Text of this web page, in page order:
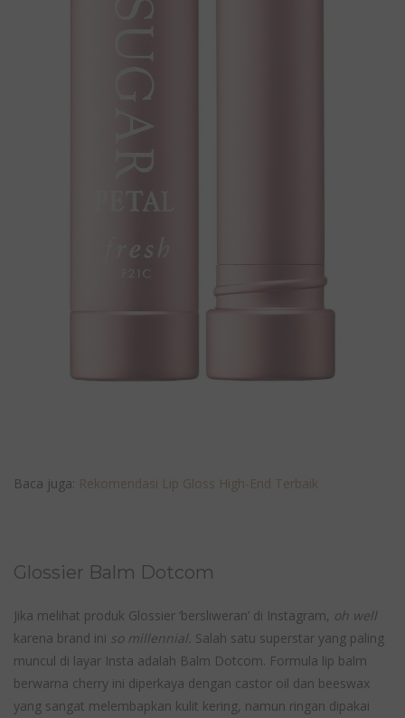
Baca juga: Rekomendasi Lip Gloss High-End Terbaik
Glossier Balm Dotcom
Jika melihat produk Glossier ‘bersliweran’ di Instagram, oh well
karena brand ini so millennial. Salah satu superstar yang paling
muncul di layar Insta adalah Balm Dotcom. Formula lip balm
berwarna cherry ini diperkaya dengan castor oil dan beeswax
yang sangat melembapkan kulit kering, namun ringan dipakai